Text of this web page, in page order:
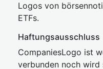
Logos von
ETFs.
Haftungsausschluss
CompaniesLogo ist
verbunden noch wird